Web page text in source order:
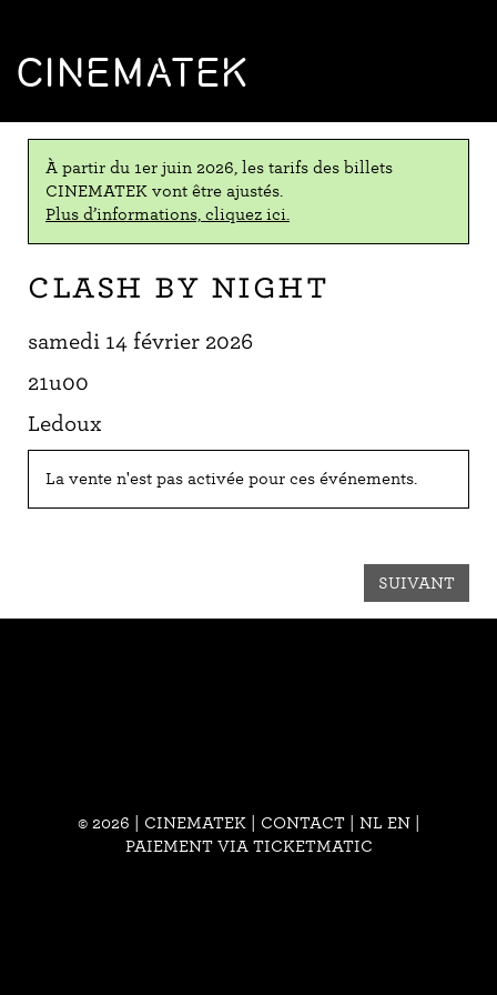
CINEMATEK
À partir du 1er juin 2026, les tarifs des billets
CINEMATEK vont être ajustés.
Plus d’informations, cliquez ici.
Clash by Night
samedi 14 février 2026
21u00
Ledoux
La vente n'est pas activée pour ces événements.
SUIVANT
© 2026 | CINEMATEK | CONTACT| NL EN
PAIEMENT VIA TICKETMATIC